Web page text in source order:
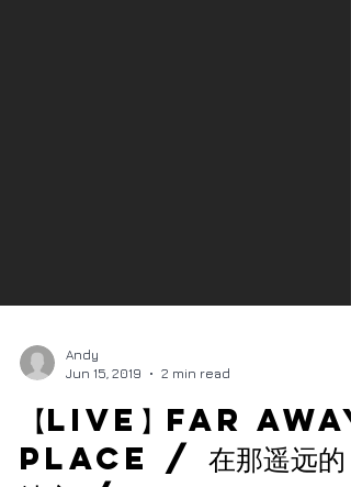
Jun 15, 2019
2 min read